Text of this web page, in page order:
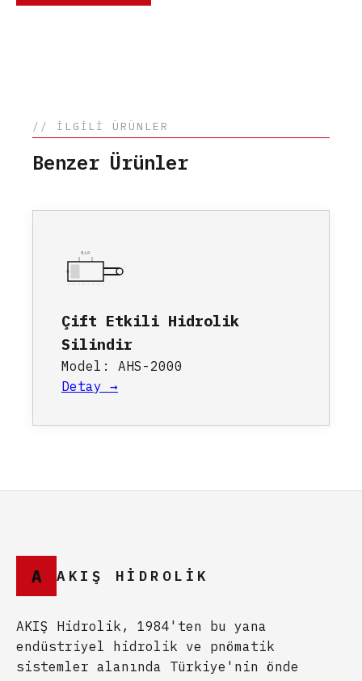
// İLGİLİ ÜRÜNLER
Benzer Ürünler
BAR
Çift Etkili Hidrolik
Silindir
Model: AHS-2000
Detay →
A AKIŞ HİDROLİK
AKIŞ Hidrolik, 1984'ten bu yana
endüstriyel hidrolik ve pnömatik
sistemler alanında Türkiye'nin önde